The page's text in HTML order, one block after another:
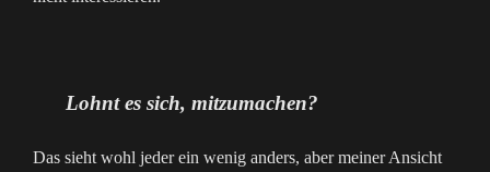
Lohnt es sich, mitzumachen?
Das sieht wohl jeder ein wenig anders, aber meiner Ansicht